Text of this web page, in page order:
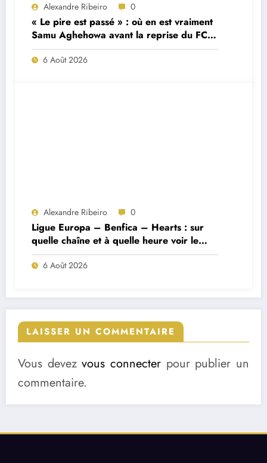
Alexandre Ribeiro 0
« Le pire est passé » : où en est vraiment
Samu Aghehowa avant la reprise du FC
Porto ?
6 Août 2026
Alexandre Ribeiro 0
Ligue Europa – Benfica – Hearts : sur
quelle chaîne et à quelle heure voir le
match ?
6 Août 2026
LAISSER UN COMMENTAIRE
Vous devezvous connecter pour publier un
commentaire.